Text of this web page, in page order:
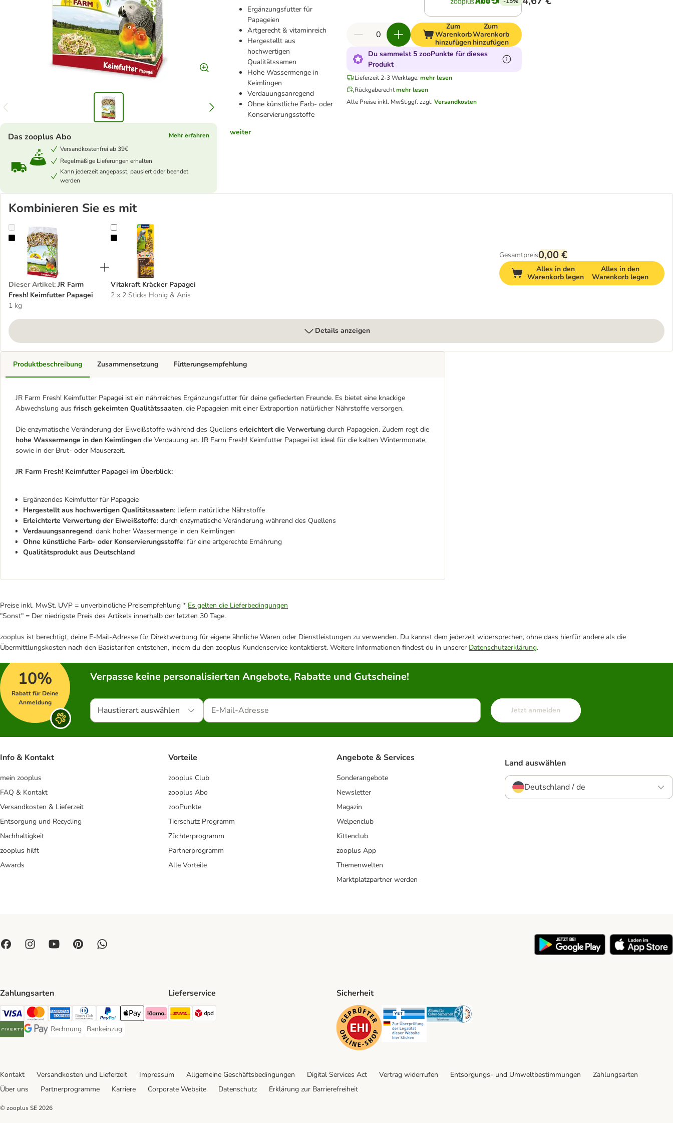
Ergänzungsfutter für
Papageien
Artgerecht & vitaminreich
Hergestellt aus
hochwertigen
Qualitätssamen
Hohe Wassermenge in
Keimlingen
Verdauungsanregend
Ohne künstliche Farb- oder
Konservierungsstoffe
weiter
Das zooplus Abo
Mehr erfahren
Versandkostenfrei ab 39€
Regelmäßige Lieferungen erhalten
Kann jederzeit angepasst, pausiert oder beendet
werden
Zum
Warenkorb
hinzufügen
Zum
Warenkorb
hinzufügen
Du sammelst 5 zooPunkte für dieses
Produkt
Lieferzeit 2-3 Werktage. mehr lesen
Rückgaberecht mehr lesen
Alle Preise inkl. MwSt.ggf. zzgl. Versandkosten
Kombinieren Sie es mit
JR Farm Fresh! Keimfutter Papagei
Dieser Artikel: JR Farm
Fresh! Keimfutter Papagei
1 kg
Vitakraft Kräcker Papagei
Vitakraft Kräcker Papagei
2 x 2 Sticks Honig & Anis
Gesamtpreis0,00 €
Alles in den
Warenkorb legen
Alles in den
Warenkorb legen
Details anzeigen
Produktbeschreibung
JR Farm Fresh! Keimfutter Papagei ist ein nährreiches Ergänzungsfutter für deine gefiederten Freunde. Es bietet eine knackige
Abwechslung aus frisch gekeimten Qualitätssaaten, die Papageien mit einer Extraportion natürlicher Nährstoffe versorgen.
Die enzymatische Veränderung der Eiweißstoffe während des Quellens erleichtert die Verwertung durch Papageien. Zudem regt die
hohe Wassermenge in den Keimlingen die Verdauung an. JR Farm Fresh! Keimfutter Papagei ist ideal für die kalten Wintermonate,
sowie in der Brut- oder Mauserzeit.
JR Farm Fresh! Keimfutter Papagei im Überblick:
Ergänzendes Keimfutter für Papageie
Hergestellt aus hochwertigen Qualitätssaaten: liefern natürliche Nährstoffe
Erleichterte Verwertung der Eiweißstoffe: durch enzymatische Veränderung während des Quellens
Verdauungsanregend: dank hoher Wassermenge in den Keimlingen
Ohne künstliche Farb- oder Konservierungsstoffe: für eine artgerechte Ernährung
Qualitätsprodukt aus Deutschland
Zusammensetzung Fütterungsempfehlung
Preise inkl. MwSt. UVP = unverbindliche Preisempfehlung * Es gelten die Lieferbedingungen
"Sonst" = Der niedrigste Preis des Artikels innerhalb der letzten 30 Tage.
zooplus ist berechtigt, deine E-Mail-Adresse für Direktwerbung für eigene ähnliche Waren oder Dienstleistungen zu verwenden. Du kannst dem jederzeit widersprechen, ohne dass hierfür andere als die
Übermittlungskosten nach den Basistarifen entstehen, indem du den zooplus Kundenservice kontaktierst. Weitere Informationen findest du in unserer Datenschutzerklärung.
10%
Rabatt für Deine
Anmeldung
Verpasse keine personalisierten Angebote, Rabatte und Gutscheine!
Haustierart auswählen Jetzt anmelden
Info & Kontakt
mein zooplus
FAQ & Kontakt
Versandkosten & Lieferzeit
Entsorgung und Recycling
Nachhaltigkeit
zooplus hilft
Awards
Vorteile
zooplus Club
zooplus Abo
zooPunkte
Tierschutz Programm
Züchterprogramm
Partnerprogramm
Alle Vorteile
Angebote & Services
Sonderangebote
Newsletter
Magazin
Welpenclub
Kittenclub
zooplus App
Themenwelten
Marktplatzpartner werden
Land auswählen
Deutschland / de
Zahlungsarten
Visa Payment Method
Mastercard Payment Method
American Express Payment Method
Diners Club Payment Method
PayPal Payment Method
Apple Pay Payment Method
Klarna Payment Method
Riverty Payment Method
Google Pay Payment Method
Rechnung
Rechnung Payment Method
Bankeinzug
Bankeinzug Payment Method
Lieferservice
DHL Shipping Method
Sicherheit
Security Security Security
Kontakt Versandkosten und Lieferzeit Impressum Allgemeine Geschäftsbedingungen Digital Services Act Vertrag widerrufen Entsorgungs- und Umweltbestimmungen
Zahlungsarten
Über uns
Partnerprogramme Karriere Corporate Website Datenschutz Erklärung zur Barrierefreiheit
© zooplus SE 2026